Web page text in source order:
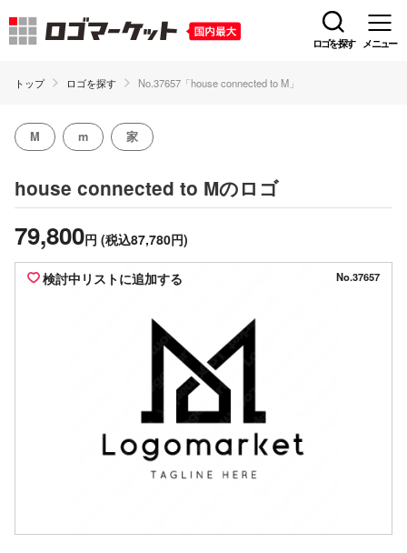
ロゴを探す メニュー
トップ ロゴを探す No.37657「house connected to M」
M m 家
house connected to Mのロゴ
79,800円 (税込87,780円)
検討中リストに追加する No.37657